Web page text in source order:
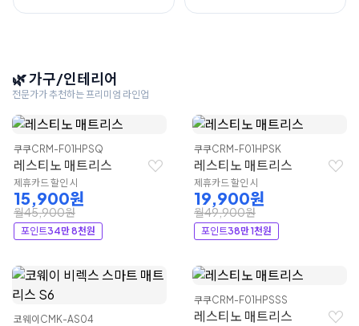
🌿 가구/인테리어
전문가가 추천하는 프리미엄 라인업
쿠쿠CRM-F01HPSQ
레스티노 매트리스
제휴카드 할인 시
15,900원
월45,900원
포인트34만 8천원
쿠쿠CRM-F01HPSK
레스티노 매트리스
제휴카드 할인 시
19,900원
월49,900원
포인트38만 1천원
코웨이 CMK-AS04
쿠쿠CRM-F01HPSSS
레스티노 매트리스